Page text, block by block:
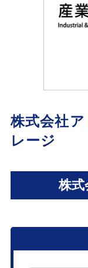
株式会社
レージ
株式